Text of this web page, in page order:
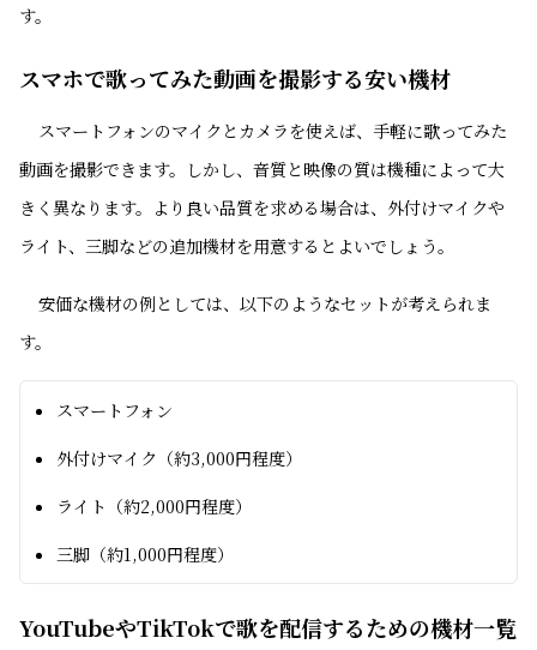
す。
スマホで歌ってみた動画を撮影する安い機材
スマートフォンのマイクとカメラを使えば、手軽に歌ってみた
動画を撮影できます。しかし、音質と映像の質は機種によって大
きく異なります。より良い品質を求める場合は、外付けマイクや
ライト、三脚などの追加機材を用意するとよいでしょう。
安価な機材の例としては、以下のようなセットが考えられま
す。
スマートフォン
外付けマイク（約3,000円程度）
ライト（約2,000円程度）
三脚（約1,000円程度）
YouTubeやTikTokで歌を配信するための機材一覧